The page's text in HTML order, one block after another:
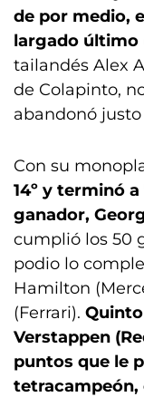
de por medio,
largado último
tailandés Alex
de Colapinto,
abandonó
Con su
14º y terminó
ganador,
cumplió los 50
podio lo
Hamilton
(Ferrari).
Verstappen
puntos que le
tetracampeón,